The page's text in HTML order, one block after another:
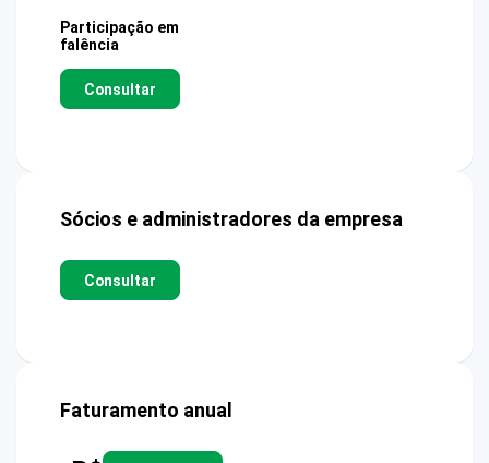
Participação em
falência
Consultar
Sócios e administradores da empresa
Consultar
Faturamento anual